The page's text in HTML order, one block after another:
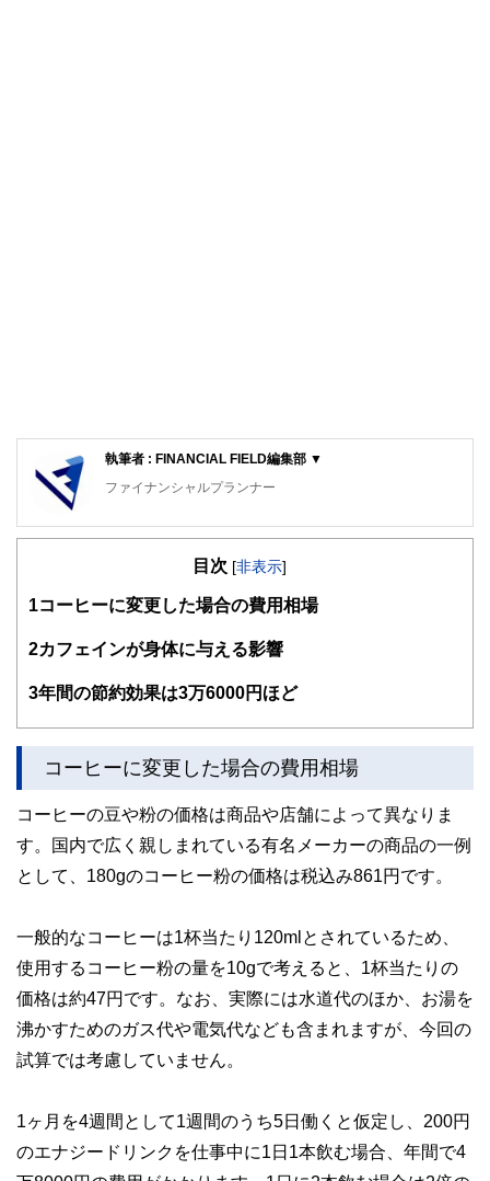
執筆者 : FINANCIAL FIELD編集部 ▼
ファイナンシャルプランナー
FinancialField編集部は、金融、経済に関する記事を、日々
知識がない方でも理解できるようわかりやすく発信していま
得者を中心に「お金や暮らし」に関する書籍・雑誌の編集経
験者で構成され、企画立案から記事掲載まですべての工程に
ドバイザー、DCプランナー、公認会計士、社会保険労務
士、行政書士、投資アナリスト、キャリアコンサルタントな
かしく感じられる年金や税金、相続、保険、ローンなどの話
をわかりやすく発信している点です。
このように編集経験豊富なメンバーと金融や経済に精通した
な情報発信を実現しています。
私たちは、快適でより良い生活のアイデアを提供するお金の
コンシェルジュを目指します。
目次 [非表示]
1 コーヒーに変更した場合の費用相場
2カフェインが身体に与える影響
3年間の節約効果は3万6000円ほど
コーヒーに変更した場合の費用相場
コーヒーの豆や粉の価格は商品や店舗によって異なりま
す。国内で広く親しまれている有名メーカーの商品の一例
として、180gのコーヒー粉の価格は税込み861円です。
一般的なコーヒーは1杯当たり120mlとされているため、
使用するコーヒー粉の量を10gで考えると、1杯当たりの
価格は約47円です。なお、実際には水道代のほか、お湯を
沸かすためのガス代や電気代なども含まれますが、今回の
試算では考慮していません。
1ヶ月を4週間として1週間のうち5日働くと仮定し、200円
のエナジードリンクを仕事中に1日1本飲む場合、年間で4